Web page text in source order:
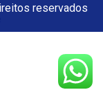
reservados